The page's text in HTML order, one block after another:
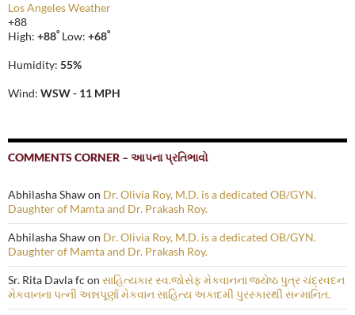
Los Angeles Weather
+88
High: +88° Low: +68°
Humidity: 55%
Wind: WSW - 11 MPH
COMMENTS CORNER – આપના પ્રતિભાવો
Abhilasha Shawon Dr. Olivia Roy, M.D. is a dedicated OB/GYN.
Daughter of Mamta and Dr. Prakash Roy.
Abhilasha Shawon Dr. Olivia Roy, M.D. is a dedicated OB/GYN.
Daughter of Mamta and Dr. Prakash Roy.
Sr. Rita Davla fc on સાહિત્યકાર સ્વ.જોસેફ મેકવાનના જ્યેષ્ઠ પુત્ર ચંદ્રવદન
મેકવાનના પત્ની અન્નપૂર્ણા મેકવાન સાહિત્ય અકાદમી પુરસ્કારથી સન્માનિત.